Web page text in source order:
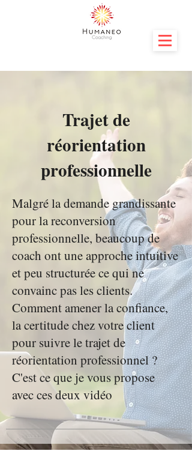
Trajet de
réorientation
professionnelle
Malgré la demande grandissante
pour la reconversion
professionnelle, beaucoup de
coach ont une approche intuitive
et peu structurée ce qui ne
convainc pas les clients.
Comment amener la confiance,
la certitude chez votre client
pour suivre le trajet de
réorientation professionnel ?
C'est ce que je vous propose
avec ces deux vidéo